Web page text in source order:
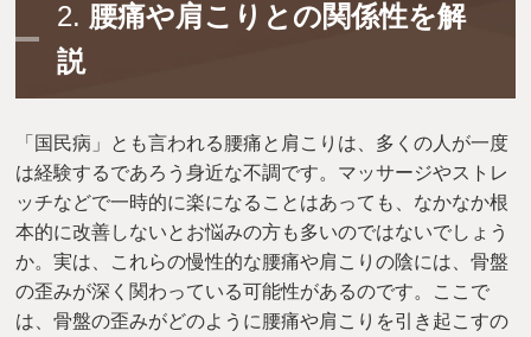
2. 腰痛や肩こりとの関係性を解
説
「国民病」とも言われる腰痛と肩こりは、多くの人が一度
は経験するであろう身近な不調です。マッサージやストレ
ッチなどで一時的に楽になることはあっても、なかなか根
本的に改善しないとお悩みの方も多いのではないでしょう
か。実は、これらの慢性的な腰痛や肩こりの陰には、骨盤
の歪みが深く関わっている可能性があるのです。ここで
は、骨盤の歪みがどのように腰痛や肩こりを引き起こすの